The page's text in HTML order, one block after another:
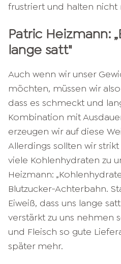
frustriert und halten nicht
Patric Heizmann: „
lange satt"
Auch wenn wir unser
möchten, müssen wir
dass es schmeckt und
Kombination mit
erzeugen wir auf diese
Allerdings sollten wir
viele Kohlenhydraten zu
Heizmann:
Blutzucker-Achterbahn.
Eiweiß, dass uns lange
verstärkt zu uns nehmen
und Fleisch so gute
später mehr.